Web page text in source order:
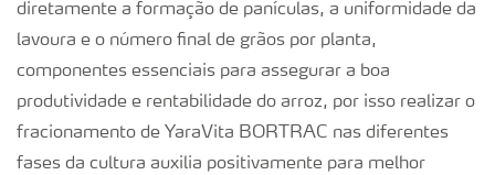
diretamente a formação de panículas, a uniformidade da
lavoura e o número final de grãos por planta,
componentes essenciais para assegurar a boa
produtividade e rentabilidade do arroz, por isso realizar o
fracionamento de YaraVita BORTRAC nas diferentes
fases da cultura auxilia positivamente para melhor